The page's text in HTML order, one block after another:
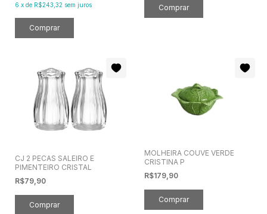
6 x de R$243,32 sem juros
CJ 2 PECAS SALEIRO E
PIMENTEIRO CRISTAL
R$79,90
MOLHEIRA COUVE VERDE
CRISTINA P
R$179,90